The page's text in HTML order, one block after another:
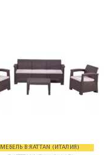
МЕБЕЛЬ B:RATTAN (ИТАЛИЯ)